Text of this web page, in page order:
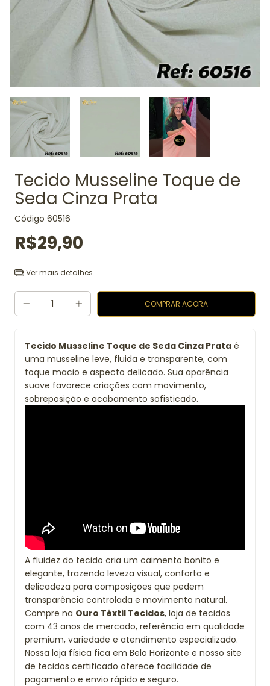
Tecido Musseline Toque de
Seda Cinza Prata
Código 60516
R$29,90
Ver mais detalhes
Tecido Musseline Toque de Seda Cinza Prata é
uma musseline leve, fluida e transparente, com
toque macio e aspecto delicado. Sua aparência
suave favorece criações com movimento,
sobreposição e acabamento sofisticado.
A fluidez do tecido cria um caimento bonito e
elegante, trazendo leveza visual, conforto e
delicadeza para composições que pedem
transparência controlada e movimento natural.
Compre na Ouro Têxtil Tecidos, loja de tecidos
com 43 anos de mercado, referência em qualidade
premium, variedade e atendimento especializado.
Nossa loja física fica em Belo Horizonte e nosso site
de tecidos certificado oferece facilidade de
pagamento e envio rápido e seguro.